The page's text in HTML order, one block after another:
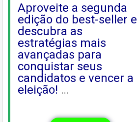
Aproveite a segunda
edição do best-seller e
descubra as
estratégias mais
avançadas para
conquistar seus
candidatos e vencer a
eleição! …